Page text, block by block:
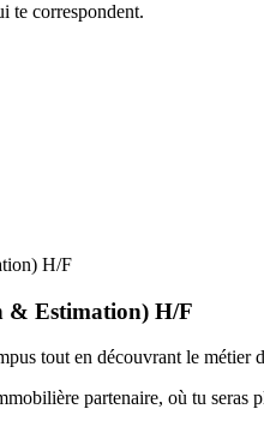
te correspondent.
H/F
& Estimation) H/F
tout en découvrant le métier
partenaire, où tu seras